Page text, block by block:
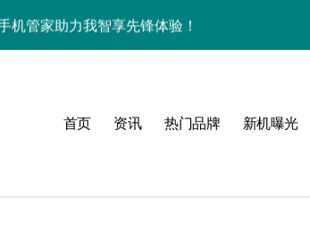
机管家助力我智享先锋体验！
配置全揭秘，手机控必看！
屏旗舰，亮点速览超带感！
智享生活，资讯秒握无遗漏！
锁，优惠速递不容错过！
首页 资讯 热门品牌 新机曝光